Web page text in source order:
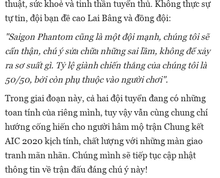
thuật, sức khoẻ và tinh thần tuyển thủ. Không thực sự
tự tin, đội bạn đề cao Lai Bâng và đồng đội:
"Saigon Phantom cũng là một đội mạnh, chúng tôi sẽ
cẩn thận, chú ý sửa chữa những sai lầm, không để xảy
ra sơ suất gì. Tỷ lệ giành chiến thắng của chúng tôi là
50/50, bởi còn phụ thuộc vào người chơi".
Trong giai đoạn này, cả hai đội tuyển đang có những
toan tính của riêng mình, tuy vậy vẫn cùng chung chí
hướng cống hiến cho người hâm mộ trận Chung kết
AIC 2020 kịch tính, chất lượng với những màn giao
tranh mãn nhãn. Chúng mình sẽ tiếp tục cập nhật
thông tin về trận đấu đáng chú ý này!